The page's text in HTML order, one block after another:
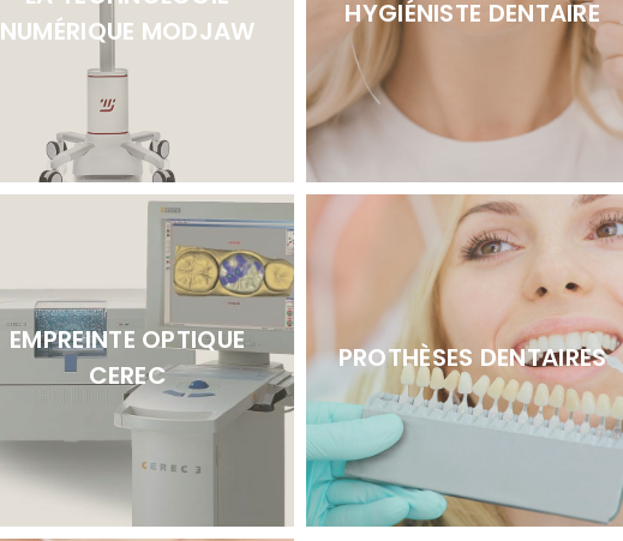
NUMÉRIQUE MODJAW
HYGIÉNISTE DENTAIRE
EMPREINTE OPTIQUE
CEREC
PROTHÈSES DENTAIRES